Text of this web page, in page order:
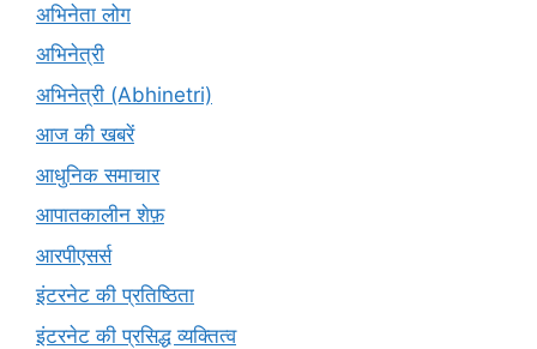
अभिनेता लोग
अभिनेत्री
अभिनेत्री (Abhinetri)
आज की खबरें
आधुनिक समाचार
आपातकालीन शेफ़
आरपीएसर्स
इंटरनेट की प्रतिष्ठिता
इंटरनेट की प्रसिद्ध व्यक्तित्व